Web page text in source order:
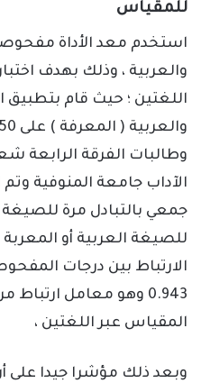
للمقياس
استخدم معد الأداة
والعربية ، وذلك بهدف
اللغتين ؛ حيث قام بتطبيق
وطالبات الفرقة الرابعة
الآداب جامعة المنوفية
جمعي بالتبادل مرة للصيغة
للصيغة العربية أو
الارتباط بين درجات
0.943 وهو معامل
المقياس عبر اللغتين ،
وبعد ذلك مؤشرا جيدا على